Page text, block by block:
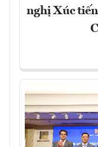
nghị Xúc